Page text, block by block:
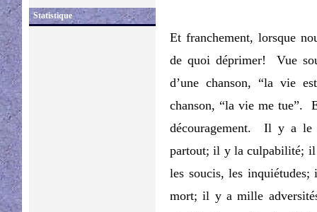
Statistique
Et franchement, lorsque
de quoi déprimer! Vue
d’une chanson, “la vie
chanson, “la vie me tue”.
découragement. Il y a le
partout; il y la culpabilité; il
les soucis, les
mort; il y a mille